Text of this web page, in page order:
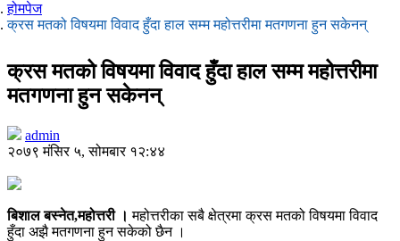
होमपेज
क्रस मतको विषयमा विवाद हुँदा हाल सम्म महोत्तरीमा मतगणना हुन सकेनन्
क्रस मतको विषयमा विवाद हुँदा हाल सम्म महोत्तरीमा
मतगणना हुन सकेनन्
admin
२०७९ मंसिर ५, सोमबार १२:४४
बिशाल बस्नेत,महोत्तरी । महोत्तरीका सबै क्षेत्रमा क्रस मतको विषयमा विवाद
हुँदा अझै मतगणना हुन सकेको छैन ।